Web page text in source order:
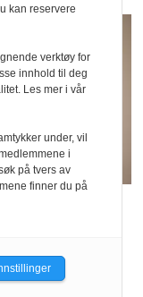
for
kan reservere
verktøy for
innhold til deg
Les mer i vår
under, vil
i
på tvers av
finner du på